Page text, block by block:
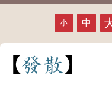
小 中
發散